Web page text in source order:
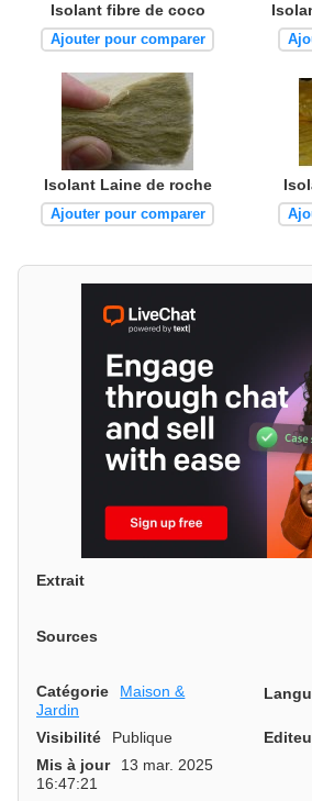
Isolant fibre de coco
Ajouter pour comparer
Isolant Laine de roche
Ajouter pour comparer
Extrait
Sources
Catégorie
Maison &
Jardin
Visibilité Publique
Mis à jour
13 mar. 2025
16:47:21